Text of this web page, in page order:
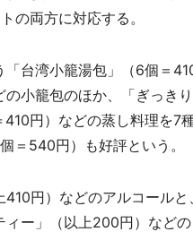
の両方に対応する。
台湾小籠湯包」（6個＝
小籠包のほか、「ぎっき
円）などの蒸し料理を7
＝540円）も好評という。
円）などのアルコールと
ィー」（以上200円）など